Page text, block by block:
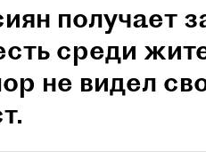
получает
среди
не видел